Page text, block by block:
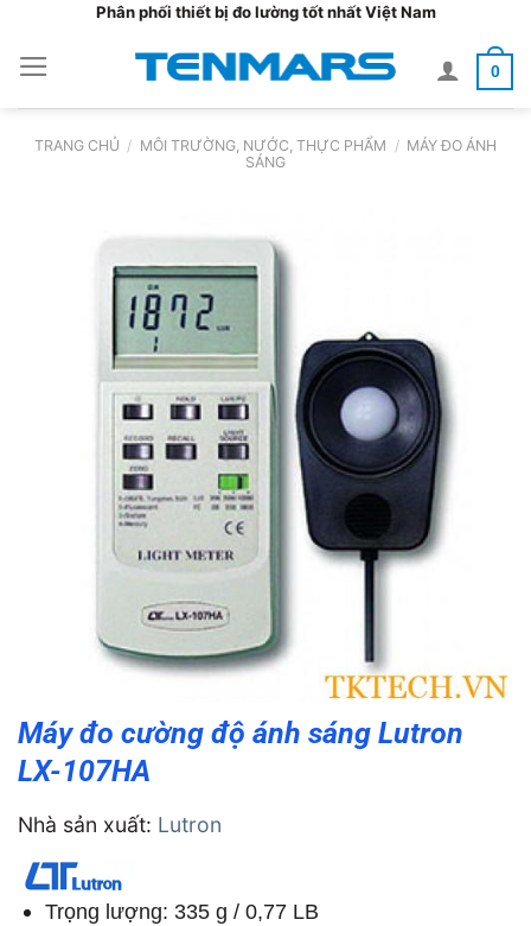
nội
dung
Phân phối thiết bị đo lường tốt nhất Việt Nam
0
TRANG CHỦ / MÔI TRƯỜNG, NƯỚC, THỰC PHẨM / MÁY ĐO ÁNH
SÁNG
Máy đo cường độ ánh sáng Lutron
LX-107HA
Nhà sản xuất: Lutron
Trọng lượng: 335 g / 0,77 LB